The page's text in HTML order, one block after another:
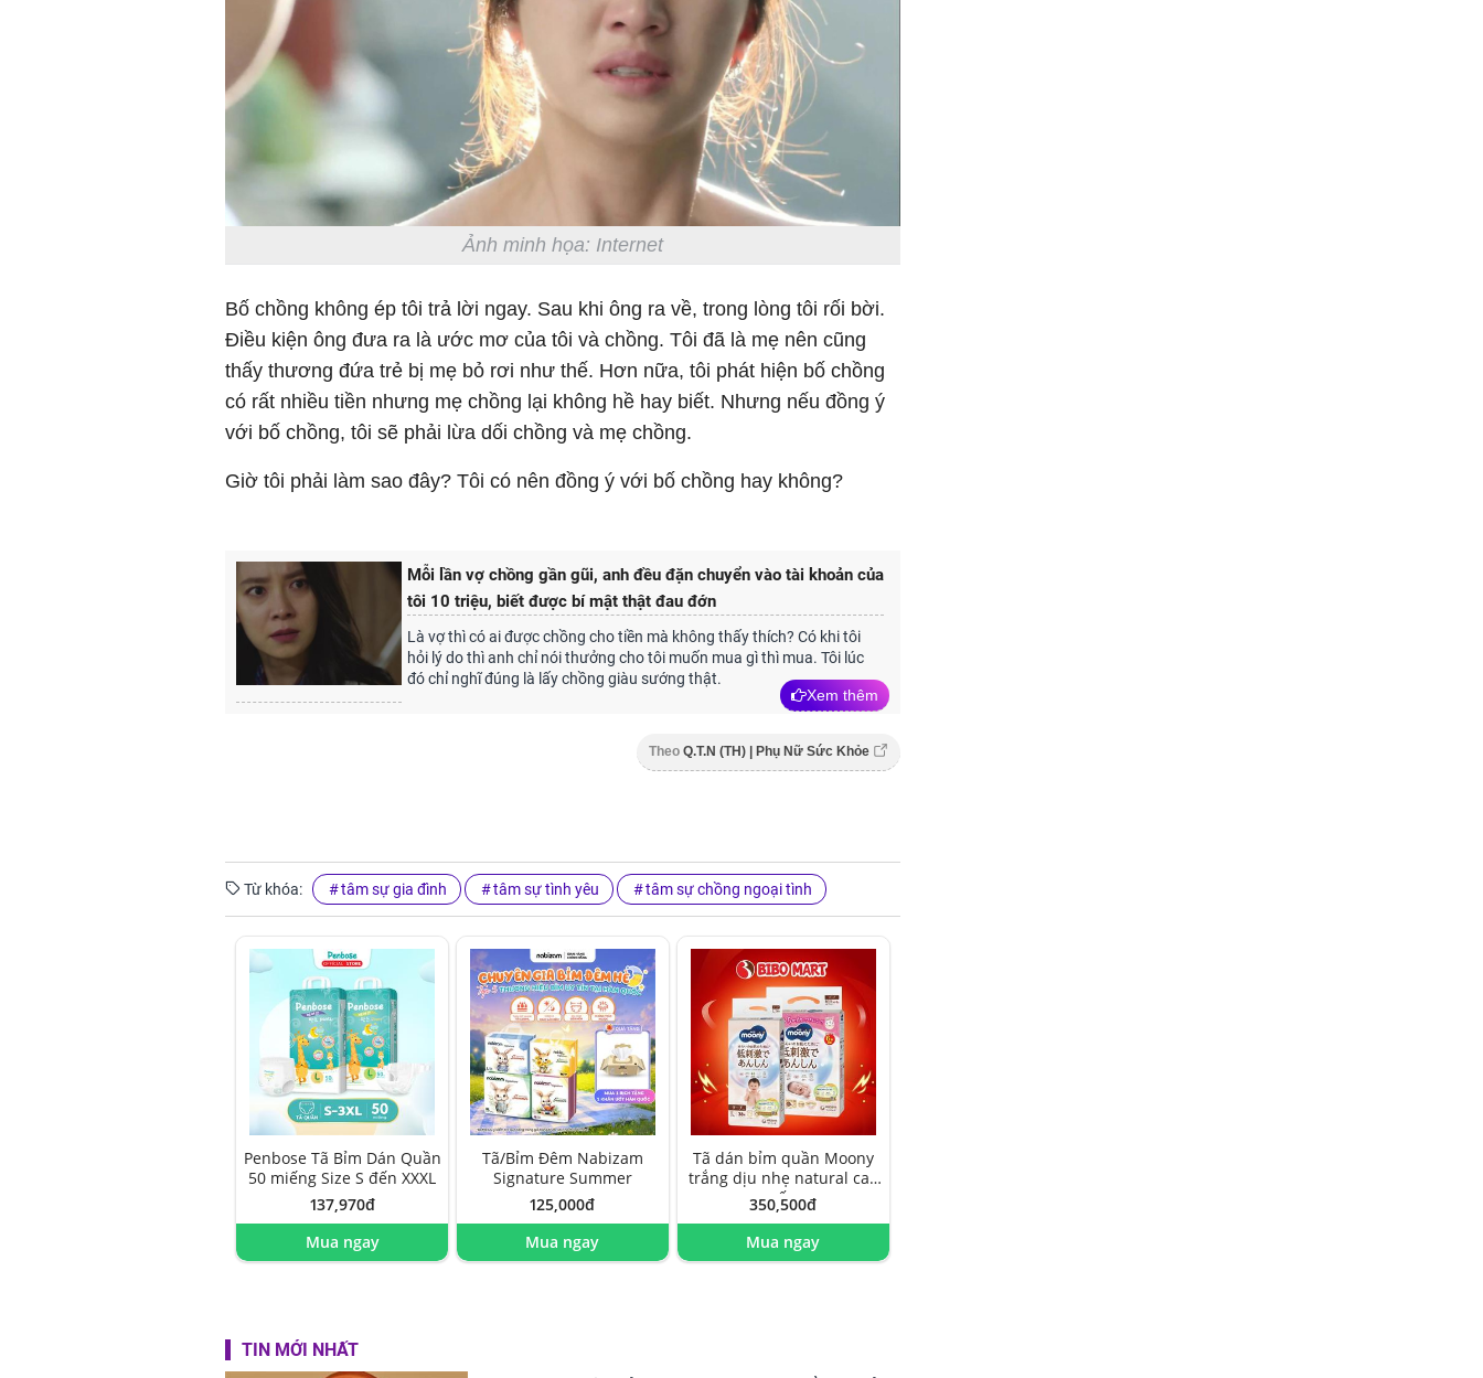
Ảnh minh họa: Internet
Bố chồng không ép tôi trả lời ngay. Sau khi ông ra về, trong lòng tôi rối bời.
Điều kiện ông đưa ra là ước mơ của tôi và chồng. Tôi đã là mẹ nên cũng
thấy thương đứa trẻ bị mẹ bỏ rơi như thế. Hơn nữa, tôi phát hiện bố chồng
có rất nhiều tiền nhưng mẹ chồng lại không hề hay biết. Nhưng nếu đồng ý
với bố chồng, tôi sẽ phải lừa dối chồng và mẹ chồng.
Giờ tôi phải làm sao đây? Tôi có nên đồng ý với bố chồng hay không?
Mỗi lần vợ chồng gần gũi, anh đều đặn chuyển vào tài khoản của
tôi 10 triệu, biết được bí mật thật đau đớn
Là vợ thì có ai được chồng cho tiền mà không thấy thích? Có khi tôi
hỏi lý do thì anh chỉ nói thưởng cho tôi muốn mua gì thì mua. Tôi lúc
đó chỉ nghĩ đúng là lấy chồng giàu sướng thật.
Xem thêm
Theo Q.T.N (TH) | Phụ Nữ Sức Khỏe
Từ khóa: tâm sự gia đình tâm sự tình yêu tâm sự chồng ngoại tình
Penbose Tã Bỉm Dán Quần
50 miếng Size S đến XXXL
137,970đ
Mua ngay
Tã/Bỉm Đêm Nabizam
Signature Summer
125,000đ
Mua ngay
Tã dán bỉm quần Moony
trắng dịu nhẹ natural cao
cấp
350,500đ
Mua ngay
TIN MỚI NHẤT